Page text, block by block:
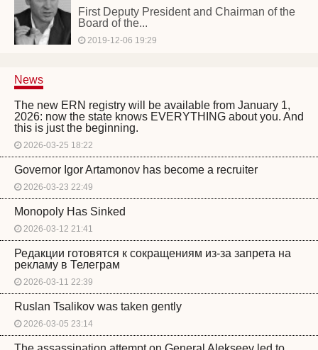
First Deputy President and Chairman of the
Board of the...
2019-12-06 19:29
News
The new ERN registry will be available from January 1,
2026: now the state knows EVERYTHING about you. And
this is just the beginning.
2026-03-25 18:22
Governor Igor Artamonov has become a recruiter
2026-03-23 22:49
Monopoly Has Sinked
2026-03-12 21:41
Редакции готовятся к сокращениям из-за запрета на
рекламу в Телеграм
2026-03-11 22:39
Ruslan Tsalikov was taken gently
2026-03-05 23:14